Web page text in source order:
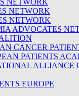
NETWORK
NETWORK
NETWORK
ADVOCATES
CANCER
PATIENTS
ALLIANCE
EUROPE